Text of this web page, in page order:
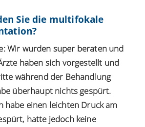
Sie die multifokale
?
Wir wurden super beraten und
haben sich vorgestellt und
während der Behandlung
überhaupt nichts gespürt.
habe einen leichten Druck am
hatte jedoch keine